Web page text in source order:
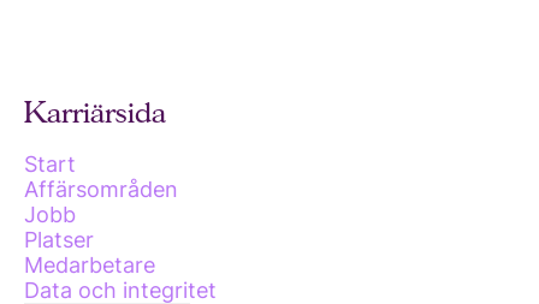
Karriärsida
Start
Affärsområden
Jobb
Platser
Medarbetare
Data och integritet